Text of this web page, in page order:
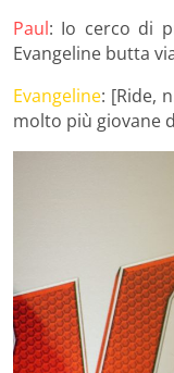
Paul: Io cerco di
Evangeline butta
Evangeline: [Ride,
molto più giovane